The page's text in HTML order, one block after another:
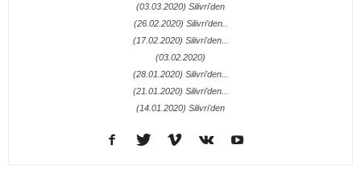
(03.03.2020) Silivri'den
(26.02.2020) Silivri’den..
(17.02.2020) Silivri'den...
(03.02.2020)
(28.01.2020) Silivri'den...
(21.01.2020) Silivri’den...
(14.01.2020) Silivri'den